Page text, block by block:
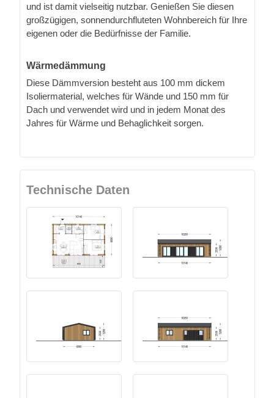
und ist damit vielseitig nutzbar. Genießen Sie diesen
großzügigen, sonnendurchfluteten Wohnbereich für Ihre
eigenen oder die Bedürfnisse der Familie.
Wärmedämmung
Diese Dämmversion besteht aus 100 mm dickem
Isoliermaterial, welches für Wände und 150 mm für
Dach und verwendet wird und in jedem Monat des
Jahres für Wärme und Behaglichkeit sorgen.
Technische Daten